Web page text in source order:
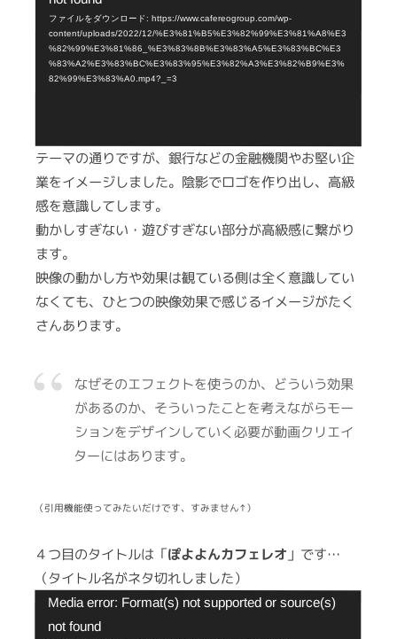
ファイルをダウンロード: https://www.cafereogroup.com/wp-
content/uploads/2022/12/%E3%81%B5%E3%82%99%E3%81%A8%E3
%82%99%E3%81%86_%E3%83%8B%E3%83%A5%E3%83%BC%E3
%83%A2%E3%83%BC%E3%83%95%E3%82%A3%E3%82%B9%E3%
82%99%E3%83%A0.mp4?_=3
テーマの通りですが、銀行などの金融機関やお堅い企
業をイメージしました。陰影でロゴを作り出し、高級
感を意識してします。
動かしすぎない・遊びすぎない部分が高級感に繋がり
ます。
映像の動かし方や効果は観ている側は全く意識してい
なくても、ひとつの映像効果で感じるイメージがたく
さんあります。
なぜそのエフェクトを使うのか、どういう効果
があるのか、そういったことを考えながらモー
ションをデザインしていく必要が動画クリエイ
ターにはあります。
（引用機能使ってみたいだけです、すみません↑）
４つ目のタイトルは「ぽよよんカフェレオ」です…
（タイトル名がネタ切れしました）
Media error: Format(s) not supported or source(s)
not found